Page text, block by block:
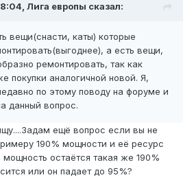
Лига европы сказал:
вещи(снасти, каты) которые
а есть вещи,
ремонтировать, так как
покупки аналогичной новой. Я,
по этому поводу на форуме и
данный вопрос.
ещё вопрос если вы не
190% мощности и её ресурс
остаётся такая же 190%
или он падает до 95%?